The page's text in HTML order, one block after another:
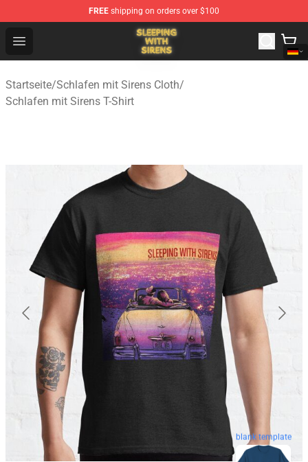
FREE shipping on orders over $100
Open menu
Sleeping With Sirens Store - Official Sleeping With
Startseite/Schlafen mit Sirens Cloth/
Schlafen mit Sirens T-Shirt
blank template